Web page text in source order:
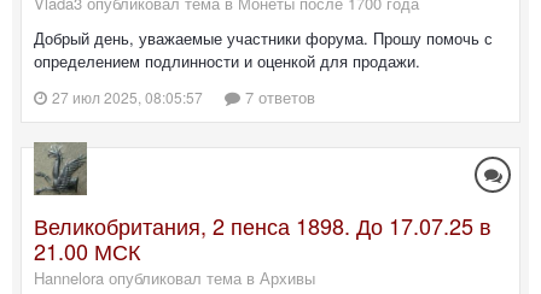
Добрый день, уважаемые участники форума. Прошу помочь с
определением подлинности и оценкой для продажи.
27 июл 2025, 08:05:57 7 ответов
Великобритания, 2 пенса 1898. До 17.07.25 в
21.00 МСК
Hannelora опубликовал тема в Архивы